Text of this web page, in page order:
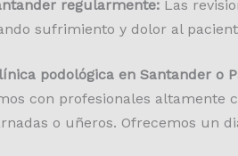
regularmente:Las
sufrimiento y dolor al
podológica en Santander o
con profesionales altamente
o uñeros. Ofrecemos un